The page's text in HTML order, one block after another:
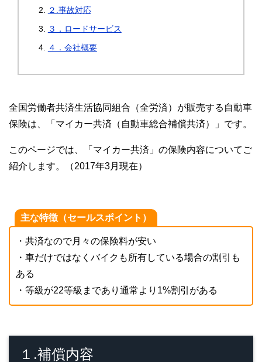
２.事故対応
３．ロードサービス
４．会社概要
全国労働者共済生活協同組合（全労済）が販売する自動車
保険は、「マイカー共済（自動車総合補償共済）」です。
このページでは、「マイカー共済」の保険内容についてご
紹介します。（2017年3月現在）
主な特徴（セールスポイント）
・共済なので月々の保険料が安い
・車だけではなくバイクも所有している場合の割引も
ある
・等級が22等級まであり通常より1%割引がある
１.補償内容